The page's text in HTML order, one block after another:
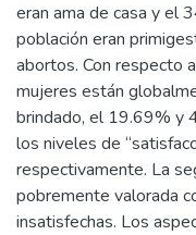
eran ama de casa y el
población eran
abortos. Con respecto
mujeres están
brindado, el 19.69% y
los niveles de
respectivamente. La
pobremente valorada
insatisfechas. Los